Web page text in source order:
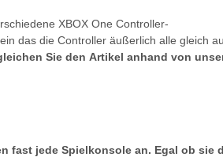
XBOX One Controller-
das die Controller äußerlich alle gleich
Sie den Artikel anhand von
fast jede Spielkonsole an. Egal ob sie